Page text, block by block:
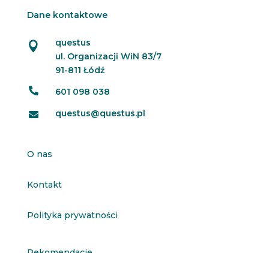
Dane kontaktowe

questus
ul. Organizacji WiN 83/7
91-811 Łódź
 601 098 038
 questus@questus.pl
O nas
Kontakt
Polityka prywatności